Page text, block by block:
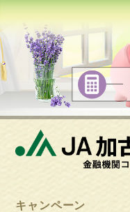
キャンペーン